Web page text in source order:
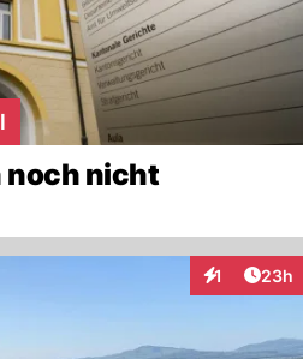
noch nicht
1
Interaktionen
23h